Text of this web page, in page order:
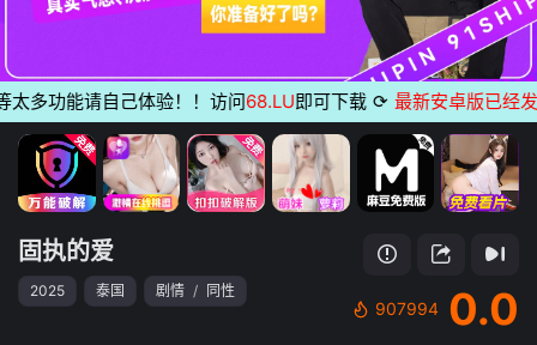
能请自己体验！！访问 68.LU即可下载 ⟳ 最新安卓版已经发布
固执的爱
2025 泰国 剧情 / 同性
907994 0.0